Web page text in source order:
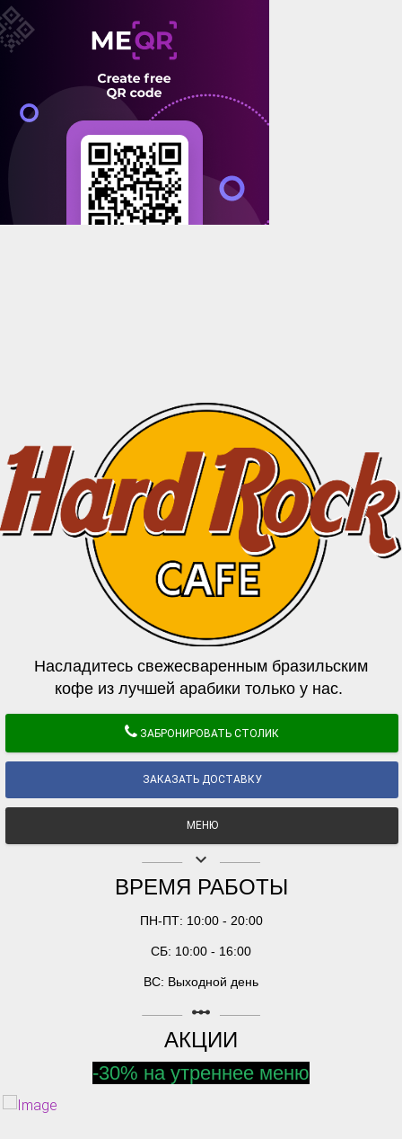
Насладитесь свежесваренным бразильским
кофе из лучшей арабики только у нас.
ЗАБРОНИРОВАТЬ СТОЛИК
ЗАКАЗАТЬ ДОСТАВКУ
МЕНЮ
keyboard_arrow_down
ВРЕМЯ РАБОТЫ
ПН-ПТ: 10:00 - 20:00
СБ: 10:00 - 16:00
ВС: Выходной день
linear_scale
АКЦИИ
-30% на утреннее меню